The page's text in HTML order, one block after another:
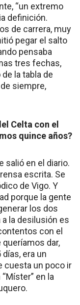
“un extremo
definición.
de carrera, muy
pegar el salto
pensaba
tres fechas,
la tabla de
siempre,
Celta con el
quince años?
salió en el diario.
escrita. Se
de Vigo. Y
porque la gente
los dos
la desilusión es
con el
dar,
era un
cuesta un poco ir
en la